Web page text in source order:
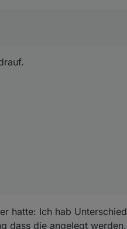
hatte: Ich hab
dass die angelegt